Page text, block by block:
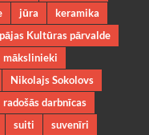
jūra
keramika
Kultūras pārvalde
mākslinieki
Nikolajs Sokolovs
radošās darbnīcas
suiti
suvenīri